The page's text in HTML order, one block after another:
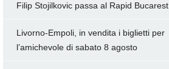
Filip Stojilkovic passa al Rapid Bucarest
Livorno-Empoli, in vendita i biglietti per
l’amichevole di sabato 8 agosto